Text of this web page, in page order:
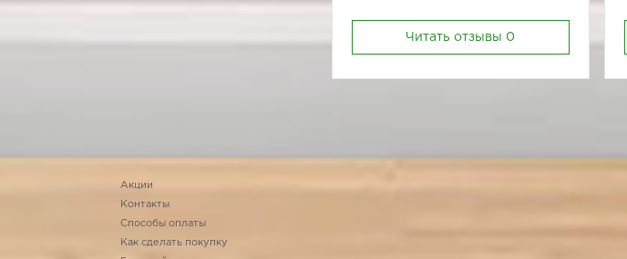
Читать отзывы 0
Акции
Контакты
Способы оплаты
Как сделать покупку